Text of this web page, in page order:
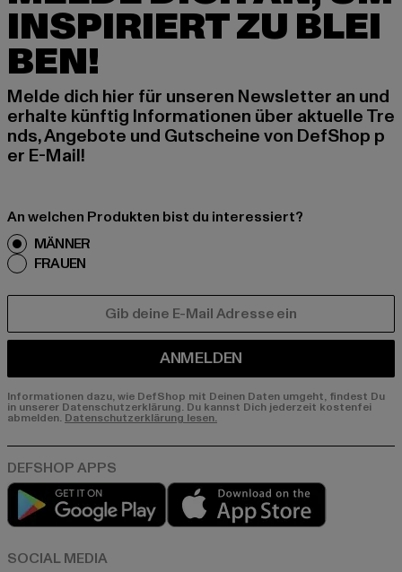
INSPIRIERT ZU BLEI
BEN!
Melde dich hier für unseren Newsletter an und
erhalte künftig Informationen über aktuelle Tre
nds, Angebote und Gutscheine von DefShop p
er E-Mail!
An welchen Produkten bist du interessiert?
MÄNNER
FRAUEN
ANMELDEN
Informationen dazu, wie DefShop mit Deinen Daten umgeht, findest Du
in unserer Datenschutzerklärung. Du kannst Dich jederzeit kostenfei
abmelden. Datenschutzerklärung lesen.
Play market